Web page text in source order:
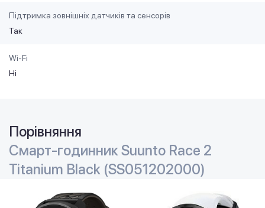
Підтримка зовнішніх датчиків та сенсорів
Так
Wi-Fi
Ні
Порівняння
Смарт-годинник Suunto Race 2
Titanium Black (SS051202000)